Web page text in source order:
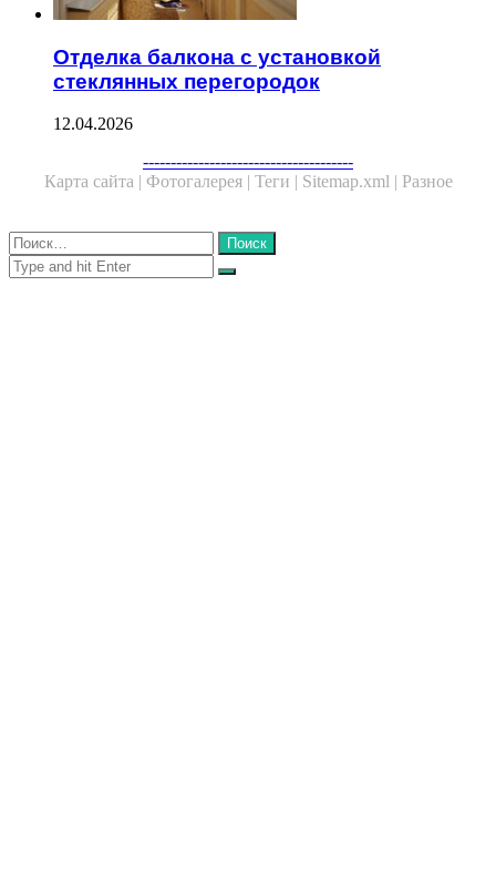
Отделка балкона с установкой
стеклянных перегородок
12.04.2026
--------------------------------------
Карта сайта | Фотогалерея | Теги | Sitemap.xml | Разное
Close
Найти:
Close
Search